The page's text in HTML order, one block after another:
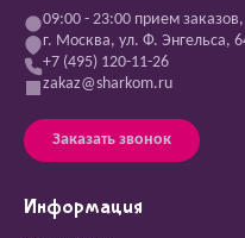
09:00 - 23:00 прием заказов,
г. Москва, ул. Ф. Энгельса,
+7 (495) 120-11-26
zakaz@sharkom.ru
Заказать звонок
Информация